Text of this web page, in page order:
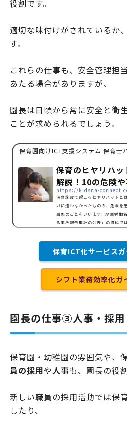
役割です。
適切な味付けがされているか
す。
これらの仕事も、安全管理担
あたる場合がありますが、
園長は日頃から常に安全と衛
ことが求められるでしょう。
保育園向けICT支援システム 保育士
保育のヒヤリハ
解説！10の危険
保育施設で起こるヒヤリハットと
ガに遭わなかったものの、危険を
事象のことをいいます。厚生労働
る事故報告集計の公表」の資料で
となりました。こういった事態を
ヒヤリハット事例を把握し、環境
保育ICT化サービスガ
シフト業務効率化ガ
園長の仕事③人事・採用
保育園・幼稚園の雰囲気や、
員の採用や人事も、園長の役
新しい職員の採用活動では保
したり、